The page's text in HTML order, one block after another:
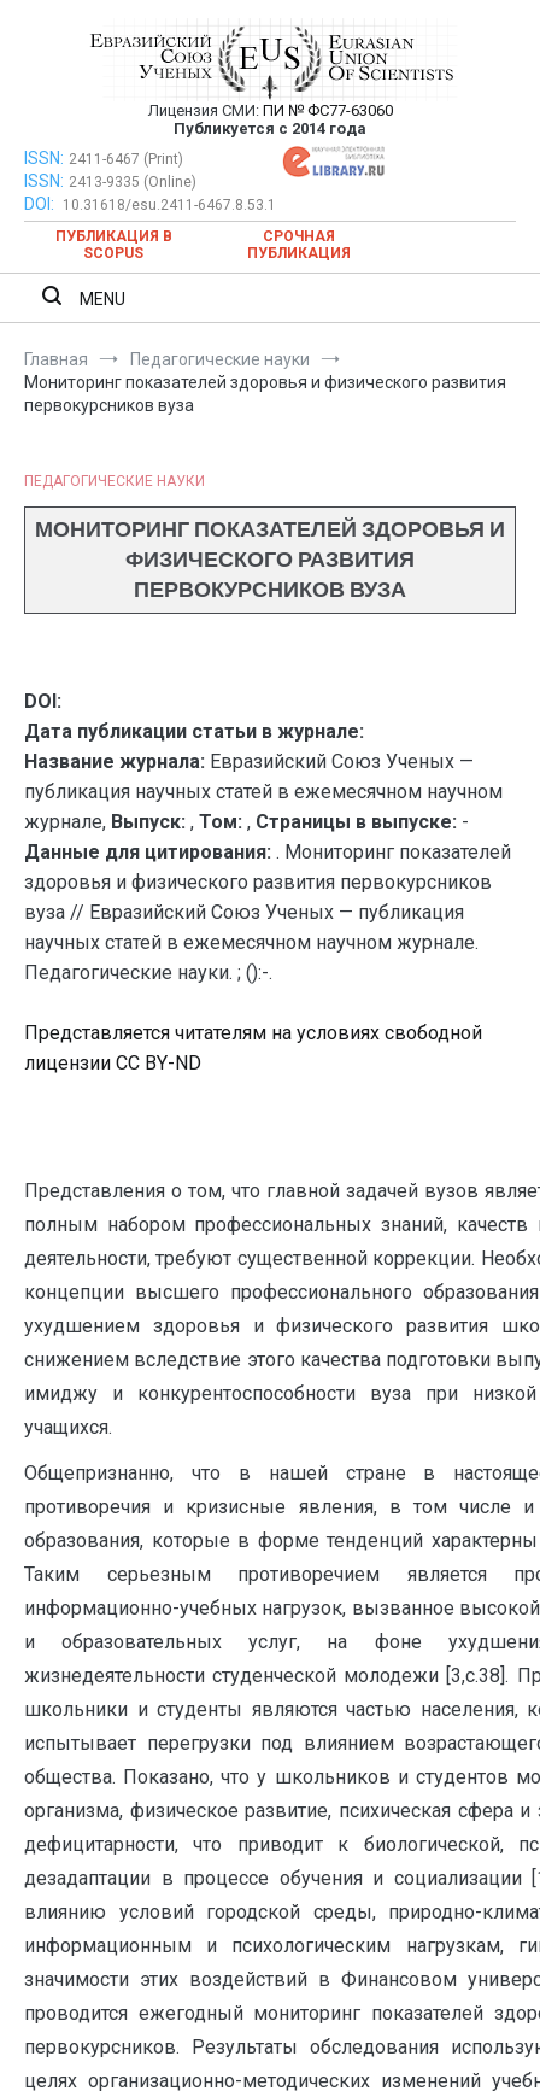
Евразийский Союз Ученых —
публикация научных статей в
ежемесячном научном журнале
Лицензия СМИ: ПИ № ФС77-63060
Публикуется с 2014 года
Евразийский Союз Ученых — публикация научных статей в
ежемесячном научном журнале
ISSN: 2411-6467 (Print)
ISSN: 2413-9335 (Online)
DOI:
10.31618/esu.2411-6467.8.53.1
ПУБЛИКАЦИЯ В
SCOPUS
СРОЧНАЯ
ПУБЛИКАЦИЯ
MENU
Главная
Педагогические науки
Мониторинг показателей здоровья и физического развития
первокурсников вуза
ПЕДАГОГИЧЕСКИЕ НАУКИ
МОНИТОРИНГ ПОКАЗАТЕЛЕЙ ЗДОРОВЬЯ И
ФИЗИЧЕСКОГО РАЗВИТИЯ
ПЕРВОКУРСНИКОВ ВУЗА
DOI:
Дата публикации статьи в журнале:
Название журнала: Евразийский Союз Ученых —
публикация научных статей в ежемесячном научном
журнале, Выпуск: , Том: , Страницы в выпуске: -
Данные для цитирования: . Мониторинг показателей
здоровья и физического развития первокурсников
вуза // Евразийский Союз Ученых — публикация
научных статей в ежемесячном научном журнале.
Педагогические науки. ; ():-.
Представляется читателям на условиях свободной
лицензии CC BY-ND
Представления о том, что главной задачей вузов
полным набором профессиональных знаний,
деятельности, требуют существенной коррекции.
концепции высшего профессионального
ухудшением здоровья и физического развития
снижением вследствие этого качества подготовки
имиджу и конкурентоспособности вуза при
учащихся.
Общепризнанно, что в нашей стране в
противоречия и кризисные явления, в том числе
образования, которые в форме тенденций
Таким серьезным противоречием является
информационно-учебных нагрузок, вызванное
и образовательных услуг, на фоне
жизнедеятельности студенческой молодежи [3,с.38].
школьники и студенты являются частью населения,
испытывает перегрузки под влиянием
общества. Показано, что у школьников и студентов
организма, физическое развитие, психическая сфера
дефицитарности, что приводит к биологической,
дезадаптации в процессе обучения и социализации
влиянию условий городской среды, природно-
информационным и психологическим нагрузкам,
значимости этих воздействий в Финансовом
проводится ежегодный мониторинг показателей
первокурсников. Результаты обследования
целях организационно-методических изменений